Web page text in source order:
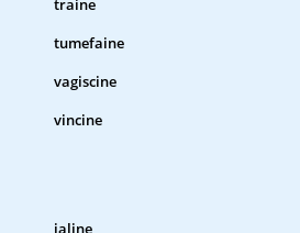
traine
tumefaine
vagiscine
vincine
ialine